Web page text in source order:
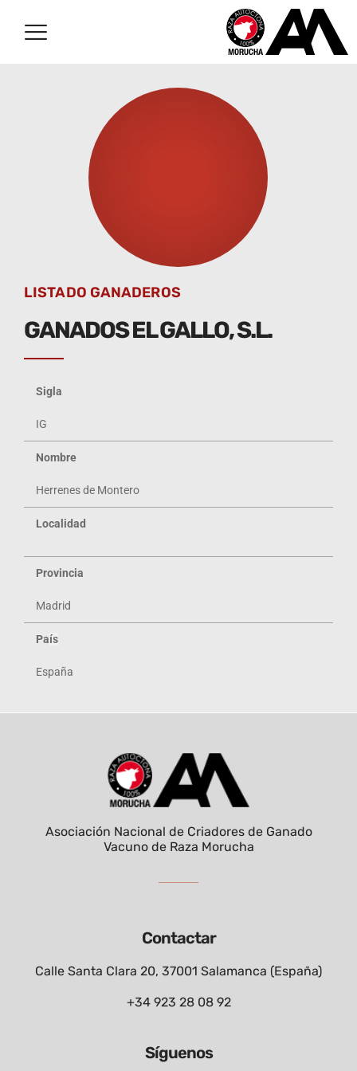
LISTADO GANADEROS
GANADOS EL GALLO, S.L.
Sigla
IG
Nombre
Herrenes de Montero
Localidad
Provincia
Madrid
País
España
Contactar
Calle Santa Clara 20, 37001 Salamanca (España)
+34 923 28 08 92
Asociación Nacional de Criadores de Ganado
Vacuno de Raza Morucha
Síguenos